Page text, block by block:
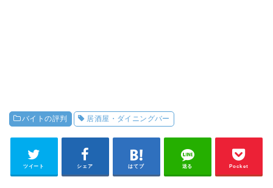
バイトの評判 居酒屋・ダイニングバー
ツイート シェア はてブ 送る Pocket